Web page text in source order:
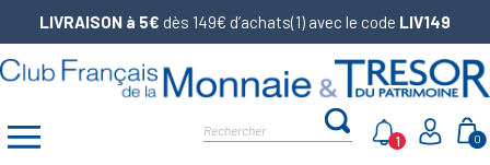
LIVRAISON à 5€ dès 149€ d’achats(1) avec le code LIV149
0
1